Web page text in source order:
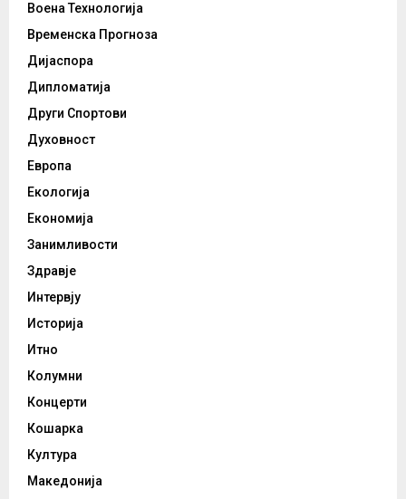
Воена Технологија
Временска Прогноза
Дијаспора
Дипломатија
Други Спортови
Духовност
Европа
Екологија
Економија
Занимливости
Здравје
Интервју
Историја
Итно
Колумни
Концерти
Кошарка
Култура
Македонија